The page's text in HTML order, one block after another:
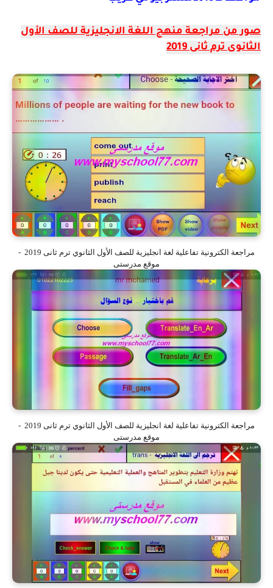
صور من مراجعة منهج اللغة الانجليزية للصف الأول
الثانوى ترم ثانى 2019
مراجعة الكترونية تفاعلية لغة انجليزية للصف الأول الثانوي ترم ثانى 2019 -
موقع مدرستى
مراجعة الكترونية تفاعلية لغة انجليزية للصف الأول الثانوي ترم ثانى 2019 -
موقع مدرستى